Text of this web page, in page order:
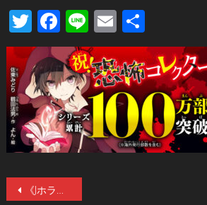
TwitterFacebook
LineEmail
有
投
《Jホラーの父》鶴田法男原作による「恐怖コレクター」シリーズが累計100万部突破！ 鶴田監督のコメントあり。